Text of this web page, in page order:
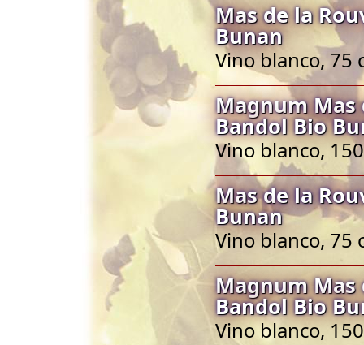
Mas de la
Bunan
Vino blanco, 75
Magnum Mas
Bandol Bio
Vino blanco,
Mas de la
Bunan
Vino blanco, 75
Magnum Mas
Bandol Bio
Vino blanco,